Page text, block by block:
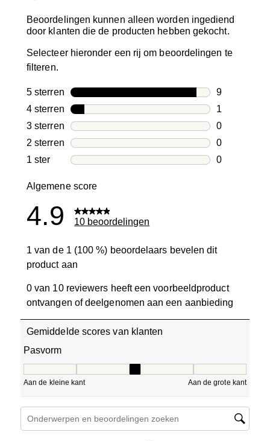
Beoordelingen kunnen alleen worden ingediend
door klanten die de producten hebben gekocht.
Selecteer hieronder een rij om beoordelingen te
filteren.
5 sterren sterren
9
9
4 sterren sterren
1
1
3 sterren sterren
0
0
2 sterren sterren
0
0
1 ster sterren
0
Algemene score
4.9 10 beoordelingen
1 van de 1 (100 %) beoordelaars bevelen dit
product aan
0 van 10 reviewers heeft een voorbeeldproduct
ontvangen of deelgenomen aan een aanbieding
Gemiddelde scores van klanten
Pasvorm
Aan de kleine kant Aan de grote kant
Onderwerpen en beoordelingen zoeken per regio